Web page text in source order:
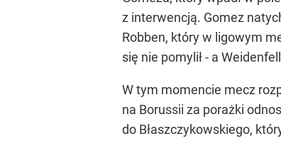
z interwencją. Gomez
Robben, który w ligowym
się nie pomylił - a
W tym momencie mecz
na Borussii za porażki
do Błaszczykowskiego,